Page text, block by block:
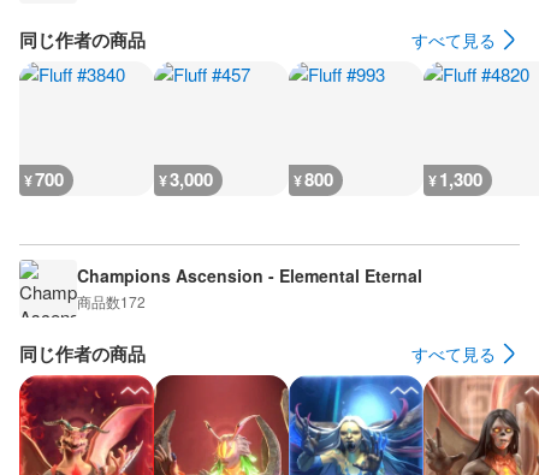
同じ作者の商品 すべて見る
¥700 ¥3,000 ¥800 ¥1,300
Champions Ascension - Elemental Eternal
商品数172
同じ作者の商品 すべて見る